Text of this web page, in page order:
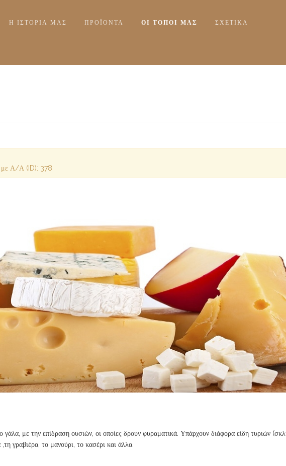
Η ΙΣΤΟΡΊΑ ΜΑΣ ΠΡΟΪΟΝΤΑ ΟΙ ΤΟΠΟΙ ΜΑΣ ΣΧΕΤΙΚΆ
με Α/Α (ID): 378
γάλα, με την επίδραση ουσιών, οι οποίες δρουν φυραματικά. Υπάρχουν διάφορα είδη τυριών
γραβιέρα, το μανούρι, το κασέρι και άλλα.